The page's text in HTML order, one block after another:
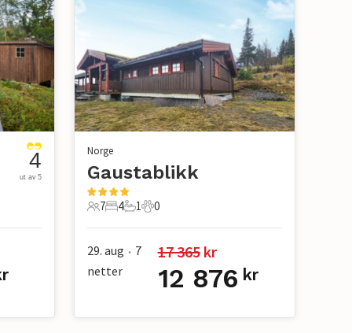
4
ut av 5
Norge
Gaustablikk
7 Gjester
7
4 Soverom
4
1 Bad
1
0 Kjæledyr
0
29. aug • 7
netter
17 365 kr
12 876 kr